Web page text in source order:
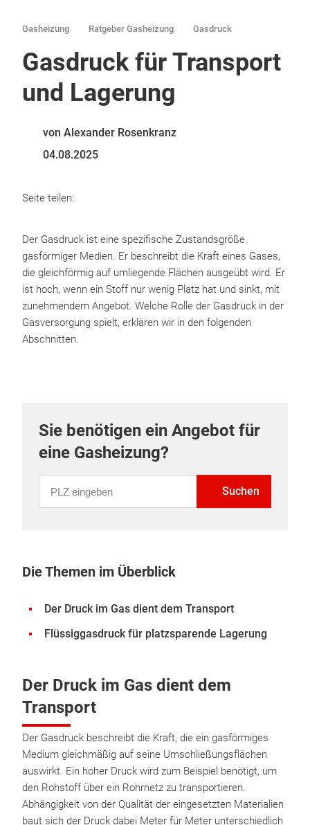
Gasheizung Ratgeber Gasheizung Gasdruck
Gasdruck für Transport
und Lagerung
von Alexander Rosenkranz
04.08.2025
Seite teilen:
Der Gasdruck ist eine spezifische Zustandsgröße
gasförmiger Medien. Er beschreibt die Kraft eines Gases,
die gleichförmig auf umliegende Flächen ausgeübt wird. Er
ist hoch, wenn ein Stoff nur wenig Platz hat und sinkt, mit
zunehmendem Angebot. Welche Rolle der Gasdruck in der
Gasversorgung spielt, erklären wir in den folgenden
Abschnitten.
Sie benötigen ein Angebot für
eine Gasheizung?
Suchen
Die Themen im Überblick
Der Druck im Gas dient dem Transport
Flüssiggasdruck für platzsparende Lagerung
Der Druck im Gas dient dem
Transport
Der Gasdruck beschreibt die Kraft, die ein gasförmiges
Medium gleichmäßig auf seine Umschließungsflächen
auswirkt. Ein hoher Druck wird zum Beispiel benötigt, um
den Rohstoff über ein Rohrnetz zu transportieren.
Abhängigkeit von der Qualität der eingesetzten Materialien
baut sich der Druck dabei Meter für Meter unterschiedlich